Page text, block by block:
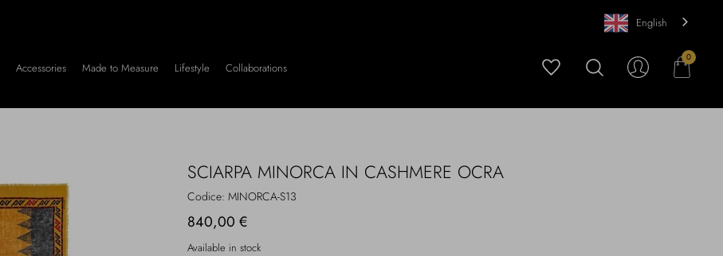
English
Accessories Made to Measure Lifestyle Collaborations
0
SCIARPA MINORCA IN CASHMERE OCRA
Codice: MINORCA-S13
840,00 €
Available in stock